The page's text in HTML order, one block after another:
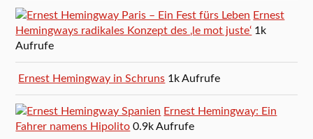
Ernest
Hemingways radikales Konzept des ‚le mot juste‘ 1k
Aufrufe
Ernest Hemingway in Schruns 1k Aufrufe
Ernest Hemingway: Ein
Fahrer namens Hipolito 0.9k Aufrufe